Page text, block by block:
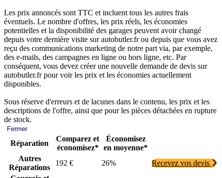
Les prix annoncés sont TTC et incluent tous les autres frais
éventuels. Le nombre d'offres, les prix réels, les économies
potentielles et la disponibilité des garages peuvent avoir changé
depuis votre dernière visite sur autobutler.fr ou depuis que vous avez
reçu des communications marketing de notre part via, par exemple,
des e-mails, des campagnes en ligne ou hors ligne, etc. Par
conséquent, vous devez créer une nouvelle demande de devis sur
autobutler.fr pour voir les prix et les économies actuellement
disponibles.
Sous réserve d'erreurs et de lacunes dans le contenu, les prix et les
descriptions de l'offre, ainsi que pour les pièces détachées en rupture
de stock.
Fermer
Réparation
Comparez et
économisez*
Économisez
en moyenne*
Autres
Réparations
192 € 26%
Recevez vos devis